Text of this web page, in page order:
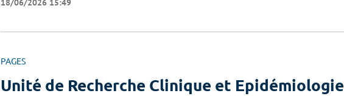
18/06/2026 15:49
PAGES
Unité de Recherche Clinique et Epidémiologie